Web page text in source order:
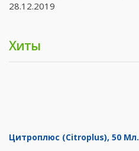
28.12.2019
Хиты
Цитроплюс (Citroplus), 50 Мл.